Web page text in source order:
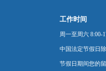
工作时间
周一至周六 8:00-
中国法定节假日除
节假日期间您的